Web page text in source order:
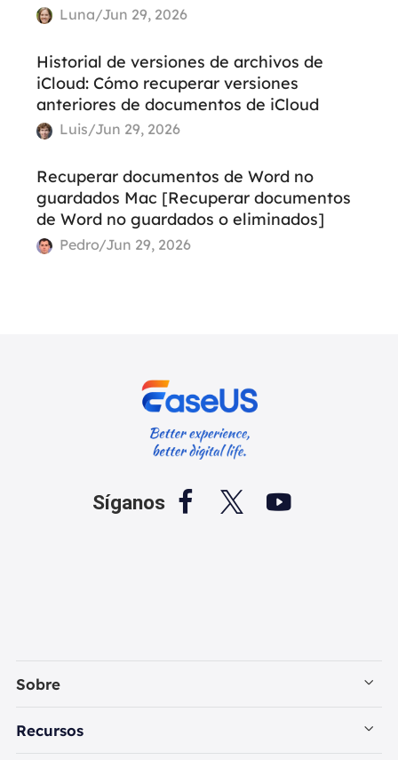
Luna/Jun 29, 2026
Historial de versiones de archivos de
iCloud: Cómo recuperar versiones
anteriores de documentos de iCloud
Luis/Jun 29, 2026
Recuperar documentos de Word no
guardados Mac [Recuperar documentos
de Word no guardados o eliminados]
Pedro/Jun 29, 2026
Síganos   
Sobre
Empresa
Recursos